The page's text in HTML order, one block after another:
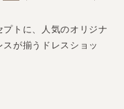
プトに、人気のオリジナ
が揃うドレスショッ